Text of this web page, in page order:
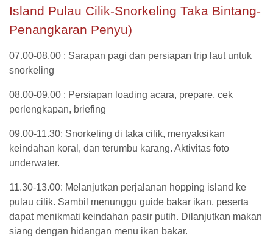
Island Pulau Cilik-Snorkeling Taka Bintang-
Penangkaran Penyu)
07.00-08.00 : Sarapan pagi dan persiapan trip laut untuk
snorkeling
08.00-09.00 : Persiapan loading acara, prepare, cek
perlengkapan, briefing
09.00-11.30: Snorkeling di taka cilik, menyaksikan
keindahan koral, dan terumbu karang. Aktivitas foto
underwater.
11.30-13.00: Melanjutkan perjalanan hopping island ke
pulau cilik. Sambil menunggu guide bakar ikan, peserta
dapat menikmati keindahan pasir putih. Dilanjutkan makan
siang dengan hidangan menu ikan bakar.